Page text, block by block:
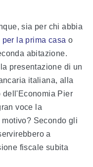
sia per chi abbia
la prima casa o
abitazione.
presentazione di un
italiana, alla
dell'Economia Pier
voce la
Secondo gli
a
fiscale subita